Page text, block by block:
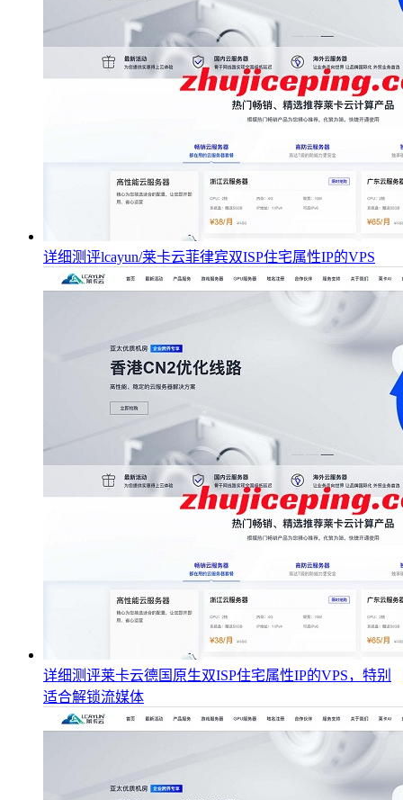
详细测评lcayun/莱卡云菲律宾双ISP住宅属性IP的VPS
详细测评莱卡云德国原生双ISP住宅属性IP的VPS，特别
适合解锁流媒体